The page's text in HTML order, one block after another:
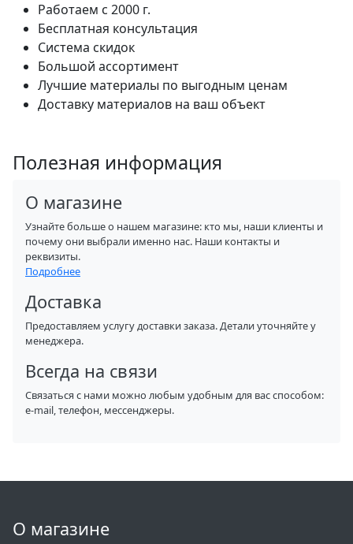
Работаем с 2000 г.
Бесплатная консультация
Система скидок
Большой ассортимент
Лучшие материалы по выгодным ценам
Доставку материалов на ваш объект
Полезная информация
О магазине
Узнайте больше о нашем магазине: кто мы, наши клиенты и
почему они выбрали именно нас. Наши контакты и
реквизиты.
Подробнее
Доставка
Предоставляем услугу доставки заказа. Детали уточняйте у
менеджера.
Всегда на связи
Связаться с нами можно любым удобным для вас способом:
e-mail, телефон, мессенджеры.
О магазине